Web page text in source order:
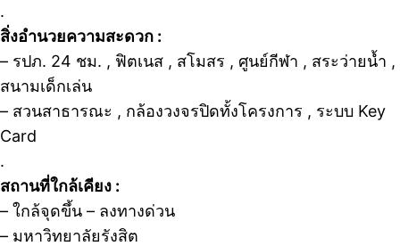
.
สิ่งอำนวยความสะดวก :
– รปภ. 24 ชม. , ฟิตเนส , สโมสร , ศูนย์กีฬา , สระว่ายน้ำ ,
สนามเด็กเล่น
– สวนสาธารณะ , กล้องวงจรปิดทั้งโครงการ , ระบบ Key
Card
.
สถานที่ใกล้เคียง :
– ใกล้จุดขึ้น – ลงทางด่วน
– มหาวิทยาลัยรังสิต